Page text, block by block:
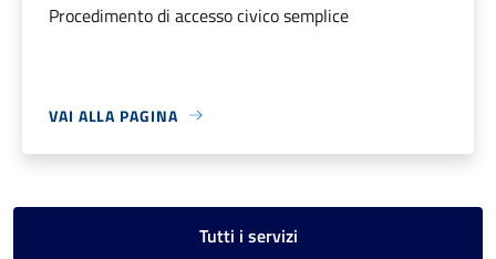
Procedimento di accesso civico semplice
VAI ALLA PAGINA
Tutti i servizi